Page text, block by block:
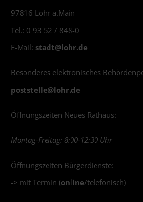
97816 Lohr a.Main
Tel.: 0 93 52 / 848-0
E-Mail: stadt@lohr.de
Besonderes elektronisches
poststelle@lohr.de
Öffnungszeiten Neues Rathaus:
Montag-Freitag: 8:00-12:30 Uhr
Öffnungszeiten Bürgerdienste:
-> mit Termin (online/telefonisch)